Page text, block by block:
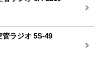
ラジオ 5S-49